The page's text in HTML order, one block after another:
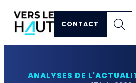
CONTACT
ANALYSES DE